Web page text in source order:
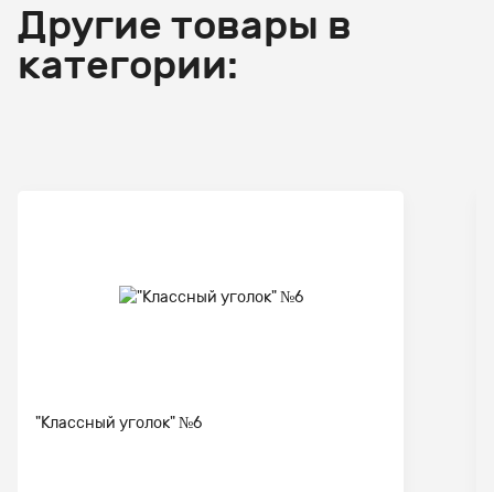
Другие товары в
категории:
"Классный уголок" №6